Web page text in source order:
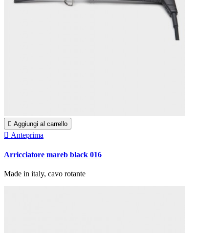
 Aggiungi al carrello
 Anteprima
Arricciatore mareb black 016
Made in italy, cavo rotante